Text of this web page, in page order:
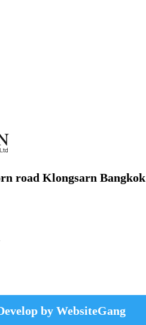
road Klongsarn Bangkok
by WebsiteGang